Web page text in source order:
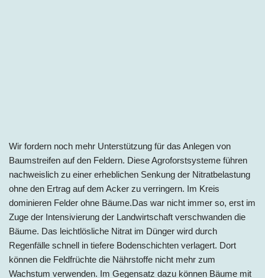
Wir fordern noch mehr Unterstützung für das Anlegen von
Baumstreifen auf den Feldern. Diese Agroforstsysteme führen
nachweislich zu einer erheblichen Senkung der Nitratbelastung
ohne den Ertrag auf dem Acker zu verringern. Im Kreis
dominieren Felder ohne Bäume.Das war nicht immer so, erst im
Zuge der Intensivierung der Landwirtschaft verschwanden die
Bäume. Das leichtlösliche Nitrat im Dünger wird durch
Regenfälle schnell in tiefere Bodenschichten verlagert. Dort
können die Feldfrüchte die Nährstoffe nicht mehr zum
Wachstum verwenden. Im Gegensatz dazu können Bäume mit